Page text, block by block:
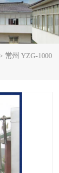
> 常州 YZG-1000
机
机